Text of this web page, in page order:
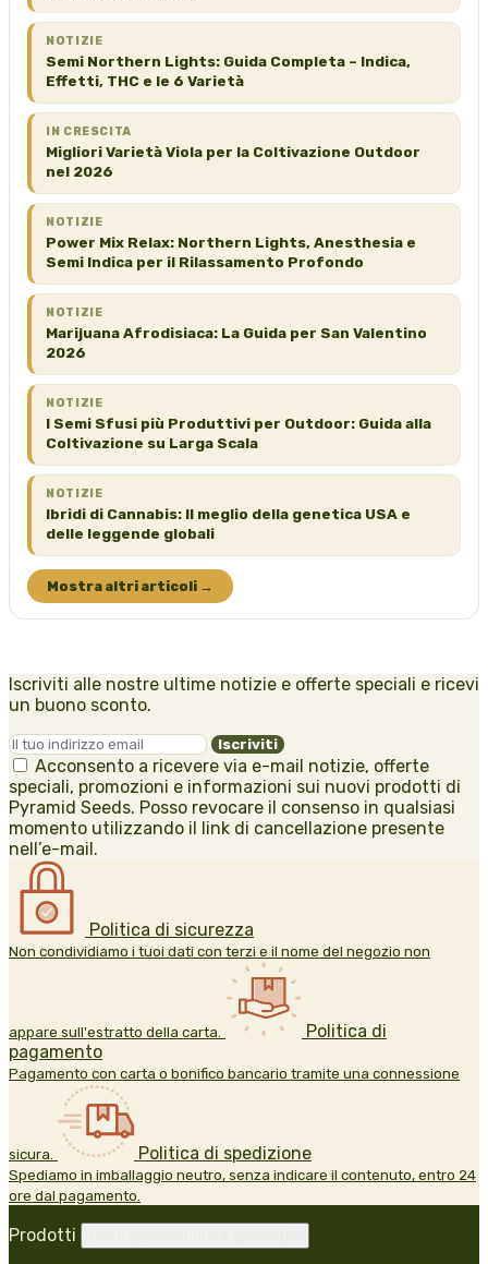
NOTIZIE
Semi Northern Lights: Guida Completa – Indica,
Effetti, THC e le 6 Varietà
IN CRESCITA
Migliori Varietà Viola per la Coltivazione Outdoor
nel 2026
NOTIZIE
Power Mix Relax: Northern Lights, Anesthesia e
Semi Indica per il Rilassamento Profondo
NOTIZIE
Marijuana Afrodisiaca: La Guida per San Valentino
2026
NOTIZIE
I Semi Sfusi più Produttivi per Outdoor: Guida alla
Coltivazione su Larga Scala
NOTIZIE
Ibridi di Cannabis: Il meglio della genetica USA e
delle leggende globali
Mostra altri articoli →
Iscriviti alle nostre ultime notizie e offerte speciali e ricevi
un buono sconto.
Acconsento a ricevere via e-mail notizie, offerte
speciali, promozioni e informazioni sui nuovi prodotti di
Pyramid Seeds. Posso revocare il consenso in qualsiasi
momento utilizzando il link di cancellazione presente
nell’e-mail.
Politica di sicurezza
Non condividiamo i tuoi dati con terzi e il nome del negozio non
appare sull'estratto della carta.
Politica di
pagamento
Pagamento con carta o bonifico bancario tramite una connessione
sicura. Politica di spedizione
Spediamo in imballaggio neutro, senza indicare il contenuto, entro 24
ore dal pagamento.
Prodotti